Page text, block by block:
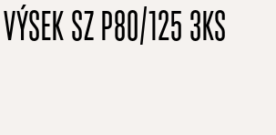
SZ P80/125 3KS